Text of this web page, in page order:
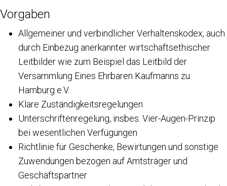
Vorgaben
Allgemeiner und verbindlicher Verhaltenskodex, auch
durch Einbezug anerkannter wirtschaftsethischer
Leitbilder wie zum Beispiel das Leitbild der
Versammlung Eines Ehrbaren Kaufmanns zu
Hamburg e.V.
Klare Zuständigkeitsregelungen
Unterschriftenregelung, insbes. Vier-Augen-Prinzip
bei wesentlichen Verfügungen
Richtlinie für Geschenke, Bewirtungen und sonstige
Zuwendungen bezogen auf Amtsträger und
Geschäftspartner